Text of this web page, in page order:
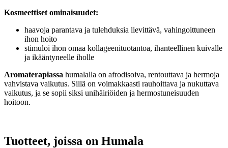
Kosmeettiset ominaisuudet:
haavoja parantava ja tulehduksia lievittävä, vahingoittuneen
ihon hoito
stimuloi ihon omaa kollageenituotantoa, ihanteellinen kuivalle
ja ikääntyneelle iholle
Aromaterapiassa humalalla on afrodisoiva, rentouttava ja hermoja
vahvistava vaikutus. Sillä on voimakkaasti rauhoittava ja nukuttava
vaikutus, ja se sopii siksi unihäiriöiden ja hermostuneisuuden
hoitoon.
Tuotteet, joissa on Humala